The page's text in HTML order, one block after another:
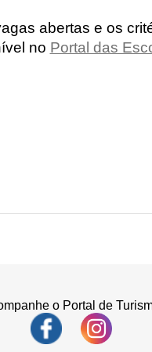
abertas e os
no Portal das
o Portal de